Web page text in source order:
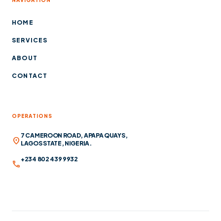
HOME
SERVICES
ABOUT
CONTACT
OPERATIONS
location_on 7 CAMEROON ROAD, APAPA QUAYS,
LAGOS STATE, NIGERIA.
call +234 802 439 9932